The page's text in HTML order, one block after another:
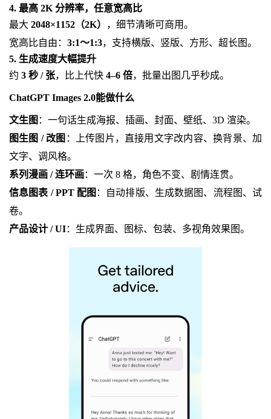
4. 最高 2K 分辨率，任意宽高比
最大 2048×1152（2K）
，细节清晰可商用。
宽高比自由： 3:1～1:3，支持横版、竖版、方形、超长图。
5. 生成速度大幅提升
约 3 秒 / 张，比上代快4–6 倍，批量出图几乎秒成。
ChatGPT Images 2.0能做什么
文生图 ：一句话生成海报、插画、封面、壁纸、3D 渲染。
图生图 / 改图 ：上传图片，直接用文字改内容、换背景、加
文字、调风格。
系列漫画 / 连环画：一次 8 格，角色不变、剧情连贯。
信息图表 / PPT 配图 ：自动排版、生成数据图、流程图、试
卷。
产品设计 / UI：生成界面、图标、包装、多视角效果图。